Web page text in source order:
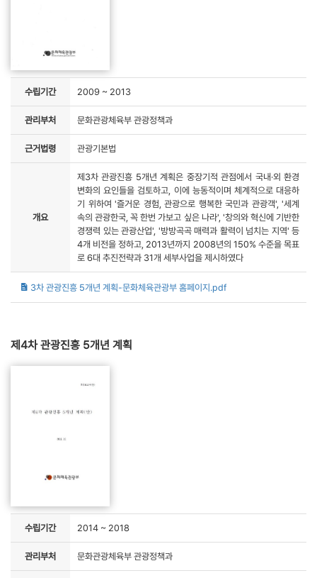
수립기간 2009 ~ 2013
관리부처 문화관광체육부 관광정책과
근거법령 관광기본법
개요
제3차 관광진흥 5개년 계획은 중장기적 관점에서 국내·외 환경
변화의 요인들을 검토하고, 이에 능동적이며 체계적으로 대응하
기 위하여 '즐거운 경험, 관광으로 행복한 국민과 관광객', '세계
속의 관광한국, 꼭 한번 가보고 싶은 나라', '창의와 혁신에 기반한
경쟁력 있는 관광산업', '방방곡곡 매력과 활력이 넘치는 지역' 등
4개 비전을 정하고, 2013년까지 2008년의 150% 수준을 목표
로 6대 추진전략과 31개 세부사업을 제시하였다
3차 관광진흥 5개년 계획-문화체육관광부 홈페이지.pdf
제4차 관광진흥 5개년 계획
수립기간 2014 ~ 2018
관리부처 문화관광체육부 관광정책과